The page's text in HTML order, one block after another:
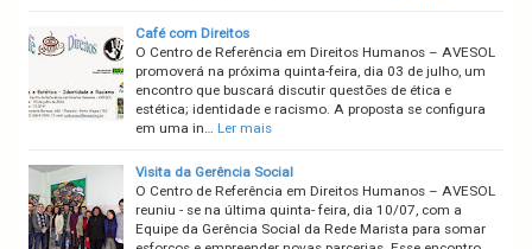
Café com Direitos
O Centro de Referência em Direitos Humanos – AVESOL
promoverá na próxima quinta-feira, dia 03 de julho, um
encontro que buscará discutir questões de ética e
estética; identidade e racismo. A proposta se configura
em uma in… Ler mais
Visita da Gerência Social
O Centro de Referência em Direitos Humanos – AVESOL
reuniu - se na última quinta- feira, dia 10/07, com a
Equipe da Gerência Social da Rede Marista para somar